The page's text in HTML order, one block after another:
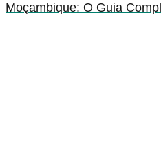
Moçambique: O Guia